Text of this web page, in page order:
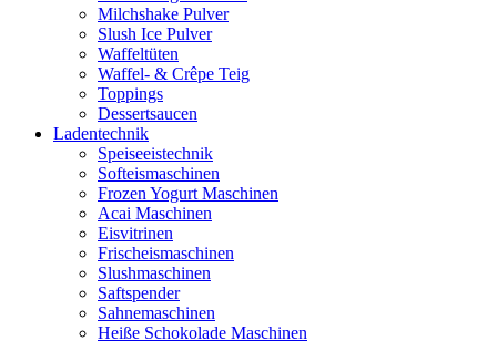
Milchshake Pulver
Slush Ice Pulver
Waffeltüten
Waffel- & Crêpe Teig
Toppings
Dessertsaucen
Ladentechnik
Speiseeistechnik
Softeismaschinen
Frozen Yogurt Maschinen
Acai Maschinen
Eisvitrinen
Frischeismaschinen
Slushmaschinen
Saftspender
Sahnemaschinen
Heiße Schokolade Maschinen